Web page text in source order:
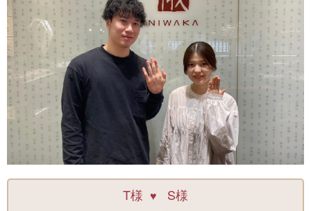
T様 ♥ S様